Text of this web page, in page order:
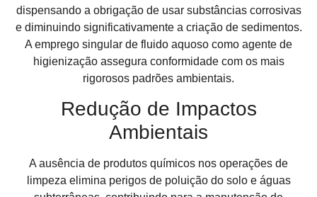
dispensando a obrigação de usar substâncias corrosivas
e diminuindo significativamente a criação de sedimentos.
A emprego singular de fluido aquoso como agente de
higienização assegura conformidade com os mais
rigorosos padrões ambientais.
Redução de Impactos
Ambientais
A ausência de produtos químicos nos operações de
limpeza elimina perigos de poluição do solo e águas